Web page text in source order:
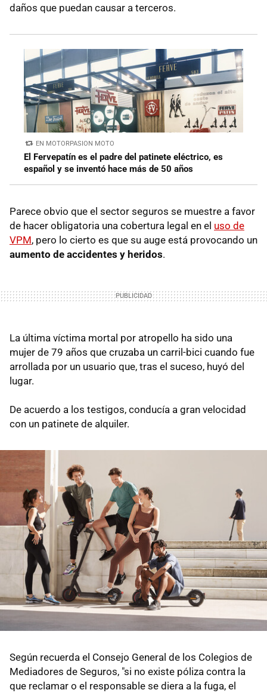
daños que puedan causar a terceros.
EN MOTORPASION MOTO
El Fervepatín es el padre del patinete eléctrico, es
español y se inventó hace más de 50 años
Parece obvio que el sector seguros se muestre a favor
de hacer obligatoria una cobertura legal en el uso de
VPM, pero lo cierto es que su auge está provocando un
aumento de accidentes y heridos.
La última víctima mortal por atropello ha sido una
mujer de 79 años que cruzaba un carril-bici cuando fue
arrollada por un usuario que, tras el suceso, huyó del
lugar.
De acuerdo a los testigos, conducía a gran velocidad
con un patinete de alquiler.
Según recuerda el Consejo General de los Colegios de
Mediadores de Seguros, "si no existe póliza contra la
que reclamar o el responsable se diera a la fuga, el